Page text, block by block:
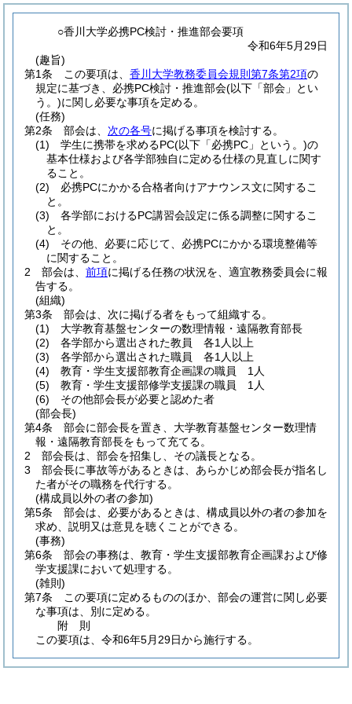
○香川大学必携PC検討・推進部会要項
令和6年5月29日
(趣旨)
第1条
この要項は、 香川大学教務委員会規則第7条第2項の
規定に基づき、必携PC検討・推進部会(以下「部会」とい
う。)に関し必要な事項を定める。
(任務)
第2条
部会は、 次の各号に掲げる事項を検討する。
(1)
学生に携帯を求めるPC(以下「必携PC」という。)の
基本仕様および各学部独自に定める仕様の見直しに関す
ること。
(2)
必携PCにかかる合格者向けアナウンス文に関するこ
と。
(3)
各学部におけるPC講習会設定に係る調整に関するこ
と。
(4)
その他、必要に応じて、必携PCにかかる環境整備等
に関すること。
2
部会は、 前項に掲げる任務の状況を、適宜教務委員会に報
告する。
(組織)
第3条
部会は、次に掲げる者をもって組織する。
(1)
大学教育基盤センターの数理情報・遠隔教育部長
(2)
各学部から選出された教員 各1人以上
(3)
各学部から選出された職員 各1人以上
(4)
教育・学生支援部教育企画課の職員 1人
(5)
教育・学生支援部修学支援課の職員 1人
(6)
その他部会長が必要と認めた者
(部会長)
第4条
部会に部会長を置き、大学教育基盤センター数理情
報・遠隔教育部長をもって充てる。
2
部会長は、部会を招集し、その議長となる。
3
部会長に事故等があるときは、あらかじめ部会長が指名し
た者がその職務を代行する。
(構成員以外の者の参加)
第5条
部会は、必要があるときは、構成員以外の者の参加を
求め、説明又は意見を聴くことができる。
(事務)
第6条
部会の事務は、教育・学生支援部教育企画課および修
学支援課において処理する。
(雑則)
第7条
この要項に定めるもののほか、部会の運営に関し必要
な事項は、別に定める。
附 則
この要項は、令和6年5月29日から施行する。